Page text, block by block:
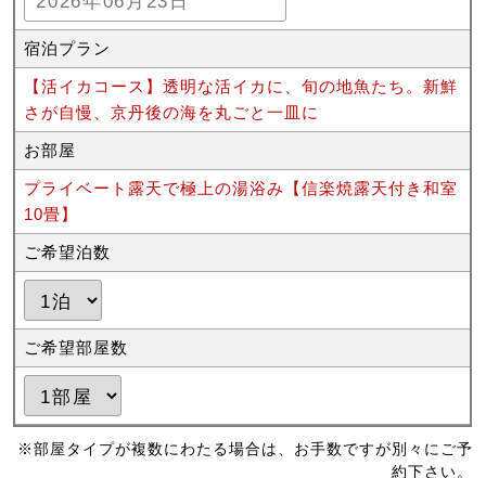
宿泊プラン
【活イカコース】透明な活イカに、旬の地魚たち。新鮮
さが自慢、京丹後の海を丸ごと一皿に
お部屋
プライベート露天で極上の湯浴み【信楽焼露天付き和室
10畳】
ご希望泊数
ご希望部屋数
※部屋タイプが複数にわたる場合は、お手数ですが別々にご予
約下さい。